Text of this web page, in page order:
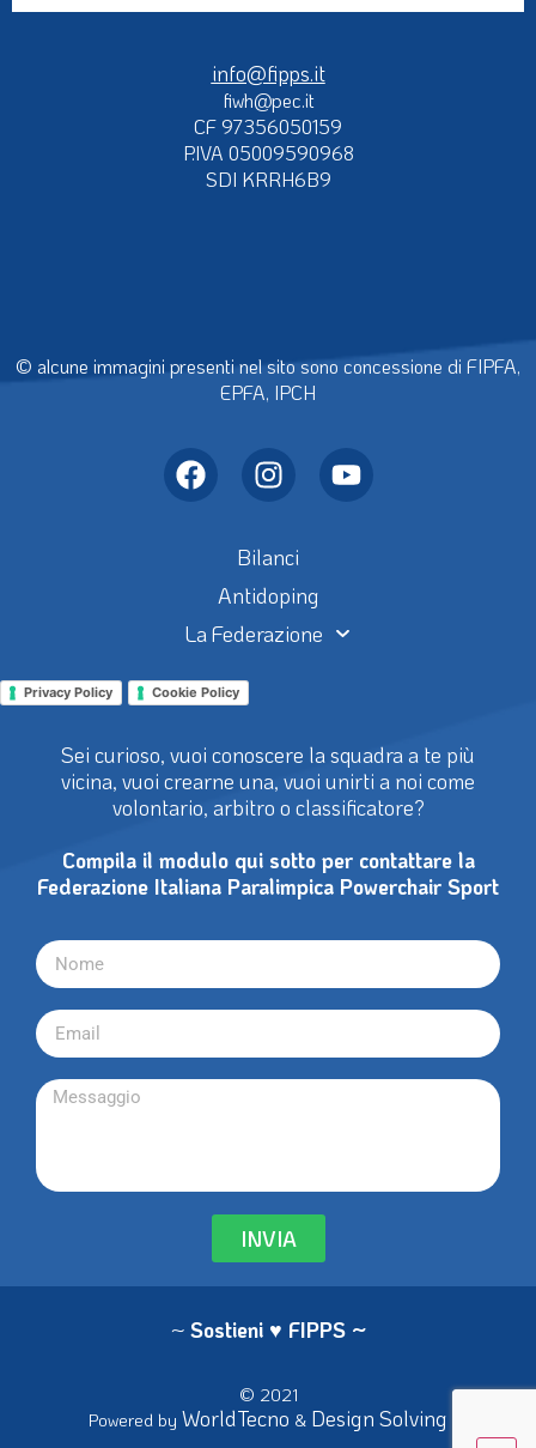
info@fipps.it
fiwh@pec.it
CF 97356050159
P.IVA 05009590968
SDI KRRH6B9
© alcune immagini presenti nel sito sono concessione di FIPFA,
EPFA, IPCH
Bilanci
Antidoping
La Federazione
Privacy Policy Cookie Policy
Sei curioso, vuoi conoscere la squadra a te più
vicina, vuoi crearne una, vuoi unirti a noi come
volontario, arbitro o classificatore?
Compila il modulo qui sotto per contattare la
Federazione Italiana Paralimpica Powerchair Sport
INVIA
~ Sostieni ♥ FIPPS ~
© 2021
Powered by WorldTecno & Design Solving